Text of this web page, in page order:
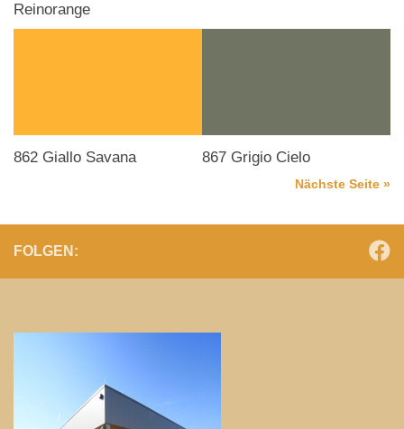
Reinorange
862 Giallo Savana 867 Grigio Cielo
Nächste Seite »
FOLGEN: